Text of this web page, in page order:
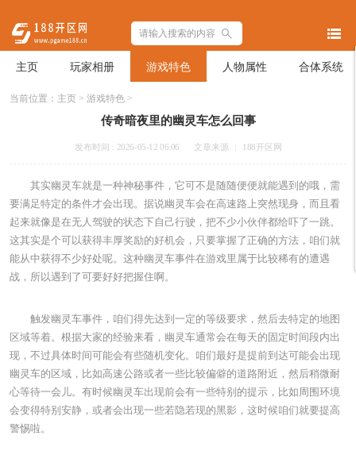
主页 玩家相册 游戏特色 人物属性 合体系统
当前位置： 主页 > 游戏特色 >
传奇暗夜里的幽灵车怎么回事
发布时间 : 2026-05-12 06:06 文章来源 ： 188开区网
其实幽灵车就是一种神秘事件，它可不是随随便便就能遇到的哦，需
要满足特定的条件才会出现。据说幽灵车会在高速路上突然现身，而且看
起来就像是在无人驾驶的状态下自己行驶，把不少小伙伴都给吓了一跳。
这其实是个可以获得丰厚奖励的好机会，只要掌握了正确的方法，咱们就
能从中获得不少好处呢。这种幽灵车事件在游戏里属于比较稀有的遭遇
战，所以遇到了可要好好把握住啊。
触发幽灵车事件，咱们得先达到一定的等级要求，然后去特定的地图
区域等着。根据大家的经验来看，幽灵车通常会在每天的固定时间段内出
现，不过具体时间可能会有些随机变化。咱们最好是提前到达可能会出现
幽灵车的区域，比如高速公路或者一些比较偏僻的道路附近，然后稍微耐
心等待一会儿。有时候幽灵车出现前会有一些特别的提示，比如周围环境
会变得特别安静，或者会出现一些若隐若现的黑影，这时候咱们就要提高
警惕啦。